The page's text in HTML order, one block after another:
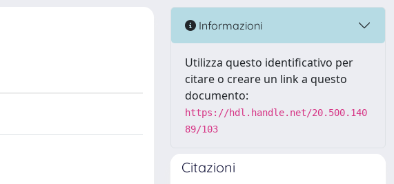
Informazioni
Utilizza questo identificativo per
citare o creare un link a questo
documento:
https://hdl.handle.net/20.500.140
89/103
Citazioni